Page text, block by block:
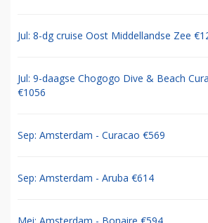
Jul: 8-dg cruise Oost Middellandse Zee
Jul: 9-daagse Chogogo Dive & Beach
€1056
Sep: Amsterdam - Curacao €569
Sep: Amsterdam - Aruba €614